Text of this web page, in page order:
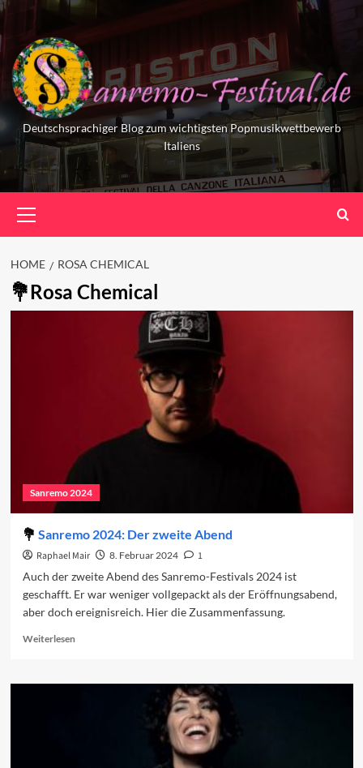
Skip
to
content
Deutschsprachiger Blog zum wichtigsten Popmusikwettbewerb
Italiens
Menu
HOME ROSA CHEMICAL
Rosa Chemical
Sanremo 2024
Sanremo 2024: Der zweite Abend
Raphael Mair 8. Februar 2024
1
Auch der zweite Abend des Sanremo-Festivals 2024 ist
geschafft. Er war weniger vollgepackt als der Eröffnungsabend,
aber doch ereignisreich. Hier die Zusammenfassung.
WeiterlesenRead
Sanremo